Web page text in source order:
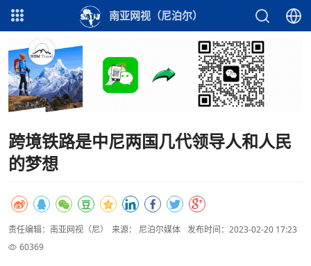
南亚网视（尼泊尔）
跨境铁路是中尼两国几代领导人和人民
的梦想
责任编辑：南亚网视（尼） 来源： 尼泊尔媒体 发布时间：2023-02-20 17:23
60369